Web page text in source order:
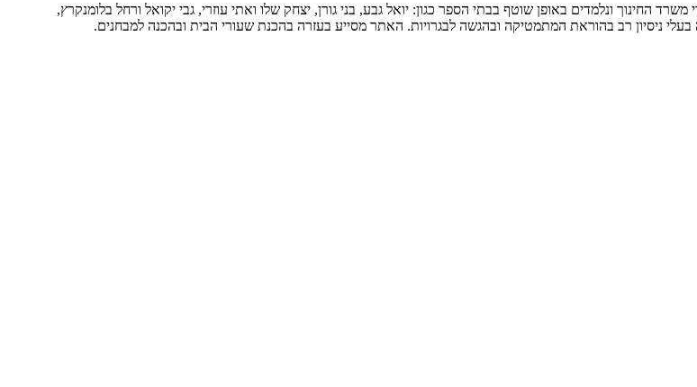
החינוך ונלמדים באופן שוטף בבתי הספר כגון: יואל גבע, בני גורן, יצחק שלו ואתי עוזרי, גבי יקואל ורחל בלומנקרץ,
ניסיון רב בהוראת המתמטיקה ובהגשה לבגרויות. האתר מסייע בעזרה בהכנת שעורי הבית ובהכנה למבחנים.